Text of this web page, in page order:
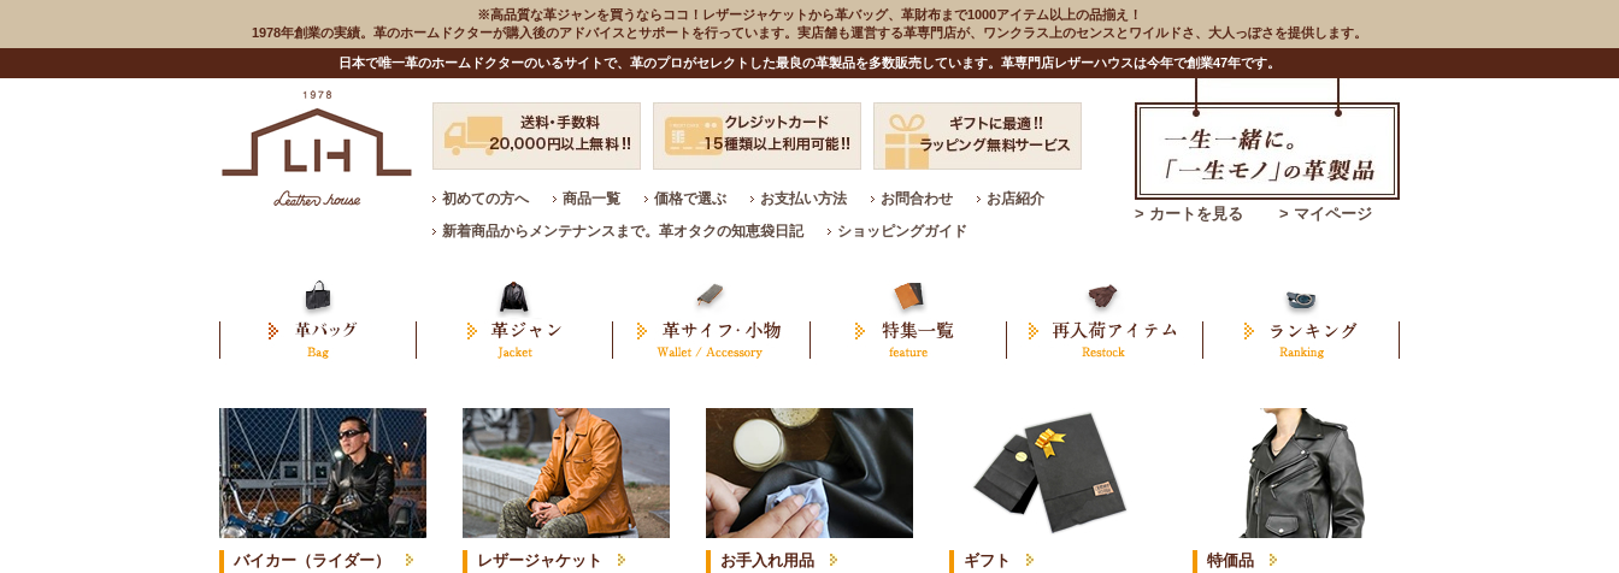
※高品質な革ジャンを買うならココ！レザージャケットから革バッグ、革財布まで1000アイテム以上の品揃え！
1978年創業の実績。革のホームドクターが購入後のアドバイスとサポートを行っています。実店舗も運営する革専門店が、ワンクラス上のセンスとワイルドさ、大人っぽさを提供します。
日本で唯一革のホームドクターのいるサイトで、革のプロがセレクトした最良の革製品を多数販売しています。革専門店レザーハウスは今年で創業47年です。
初めての方へ 商品一覧 価格で選ぶ お支払い方法 お問合わせ
お店紹介
新着商品からメンテナンスまで。革オタクの知恵袋日記
ショッピングガイド
> カートを見る > マイページ
バイカー（ライダー） レザージャケット お手入れ用品 ギフト 特価品